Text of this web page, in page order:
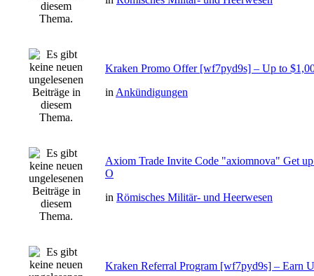
Kraken Promo Offer [wf7pyd9s] – Up to
in Ankündigungen
Axiom Trade Invite Code "axiomnova" Get
O
in Römisches Militär- und Heerwesen
Kraken Referral Program [wf7pyd9s] – Earn